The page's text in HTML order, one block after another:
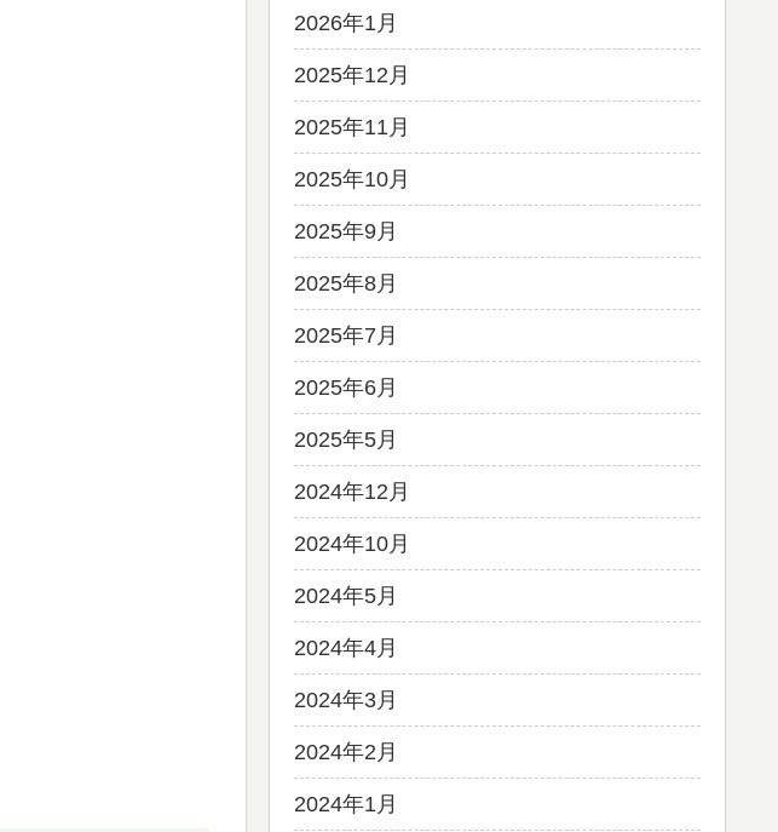
2026年1月
2025年12月
2025年11月
2025年10月
2025年9月
2025年8月
2025年7月
2025年6月
2025年5月
2024年12月
2024年10月
2024年5月
2024年4月
2024年3月
2024年2月
2024年1月